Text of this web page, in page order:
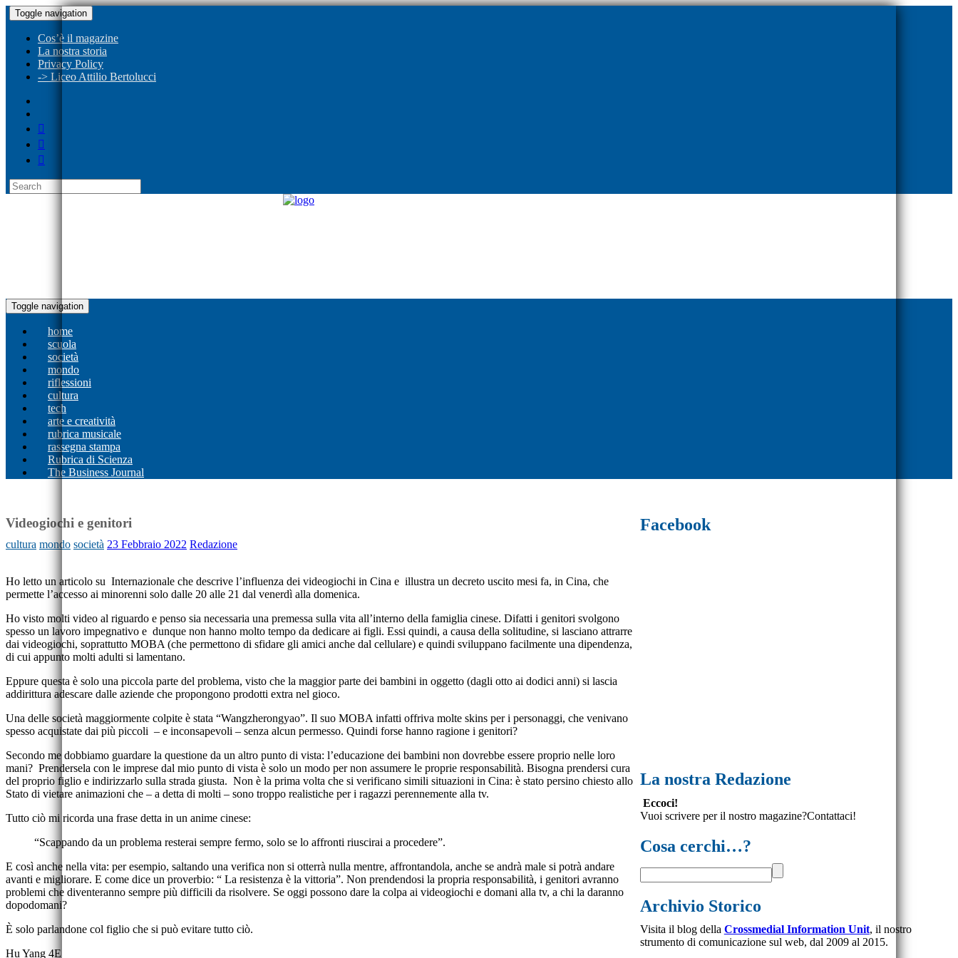
Toggle navigation
Cos’è il magazine
La nostra storia
Privacy Policy
-> Liceo Attilio Bertolucci
Toggle navigation
home
scuola
società
mondo
riflessioni
cultura
tech
arte e creatività
rubrica musicale
rassegna stampa
Rubrica di Scienza
The Business Journal
Videogiochi e genitori
cultura mondo società 23 Febbraio 2022 Redazione
Ho letto un articolo su Internazionale che descrive l’influenza dei videogiochi in Cina e illustra un decreto uscito mesi fa, in Cina, che
permette l’accesso ai minorenni solo dalle 20 alle 21 dal venerdì alla domenica.
Ho visto molti video al riguardo e penso sia necessaria una premessa sulla vita all’interno della famiglia cinese. Difatti i genitori svolgono
spesso un lavoro impegnativo e dunque non hanno molto tempo da dedicare ai figli. Essi quindi, a causa della solitudine, si lasciano attrarre
dai videogiochi, soprattutto MOBA (che permettono di sfidare gli amici anche dal cellulare) e quindi sviluppano facilmente una dipendenza,
di cui appunto molti adulti si lamentano.
Eppure questa è solo una piccola parte del problema, visto che la maggior parte dei bambini in oggetto (dagli otto ai dodici anni) si lascia
addirittura adescare dalle aziende che propongono prodotti extra nel gioco.
Una delle società maggiormente colpite è stata “Wangzherongyao”. Il suo MOBA infatti offriva molte skins per i personaggi, che venivano
spesso acquistate dai più piccoli – e inconsapevoli – senza alcun permesso. Quindi forse hanno ragione i genitori?
Secondo me dobbiamo guardare la questione da un altro punto di vista: l’educazione dei bambini non dovrebbe essere proprio nelle loro
mani? Prendersela con le imprese dal mio punto di vista è solo un modo per non assumere le proprie responsabilità. Bisogna prendersi cura
del proprio figlio e indirizzarlo sulla strada giusta. Non è la prima volta che si verificano simili situazioni in Cina: è stato persino chiesto allo
Stato di vietare animazioni che – a detta di molti – sono troppo realistiche per i ragazzi perennemente alla tv.
Tutto ciò mi ricorda una frase detta in un anime cinese:
“Scappando da un problema resterai sempre fermo, solo se lo affronti riuscirai a procedere”.
E così anche nella vita: per esempio, saltando una verifica non si otterrà nulla mentre, affrontandola, anche se andrà male si potrà andare
avanti e migliorare. E come dice un proverbio: “ La resistenza è la vittoria”. Non prendendosi la propria responsabilità, i genitori avranno
problemi che diventeranno sempre più difficili da risolvere. Se oggi possono dare la colpa ai videogiochi e domani alla tv, a chi la daranno
dopodomani?
È solo parlandone col figlio che si può evitare tutto ciò.
Hu Yang 4E
Facebook
La nostra Redazione
Eccoci!
Vuoi scrivere per il nostro magazine?Contattaci!
Cosa cerchi…?
Archivio Storico
Visita il blog della Crossmedial Information Unit, il nostro
strumento di comunicazione sul web, dal 2009 al 2015.